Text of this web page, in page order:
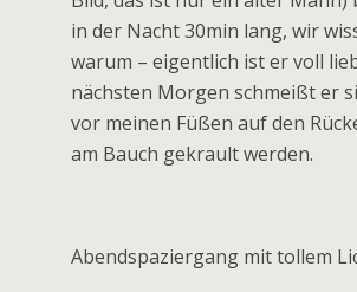
Es wird dann doch länger als
weil wir Stefan beim
und er uns dafür zum Tee
seinen 81 Jahren einiges zu